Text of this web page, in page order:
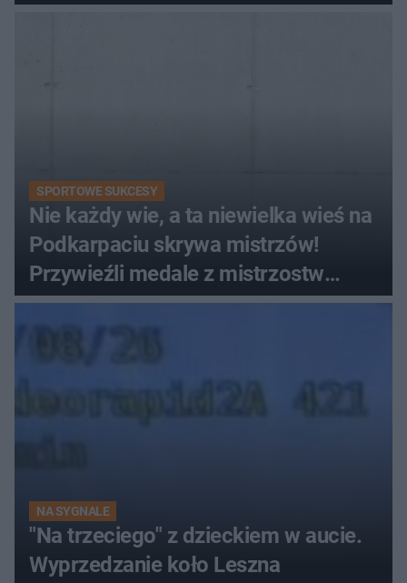
SPORTOWE SUKCESY
Nie każdy wie, a ta niewielka wieś na
Podkarpaciu skrywa mistrzów!
Przywieźli medale z mistrzostw
Europy
NA SYGNALE
"Na trzeciego" z dzieckiem w aucie.
Wyprzedzanie koło Leszna